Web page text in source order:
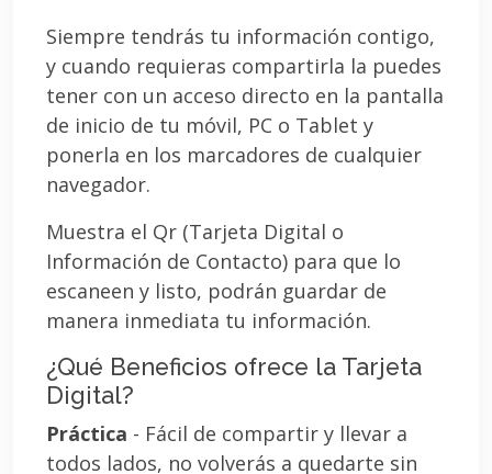
Siempre tendrás tu información contigo,
y cuando requieras compartirla la puedes
tener con un acceso directo en la pantalla
de inicio de tu móvil, PC o Tablet y
ponerla en los marcadores de cualquier
navegador.
Muestra el Qr (Tarjeta Digital o
Información de Contacto) para que lo
escaneen y listo, podrán guardar de
manera inmediata tu información.
¿Qué Beneficios ofrece la Tarjeta
Digital?
Práctica - Fácil de compartir y llevar a
todos lados, no volverás a quedarte sin